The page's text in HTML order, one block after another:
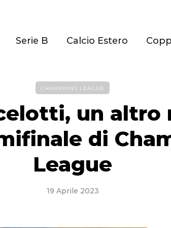
Serie B Calcio Estero
CHAMPIONS LEAGUE
un altro
di
League
19 Aprile 2023